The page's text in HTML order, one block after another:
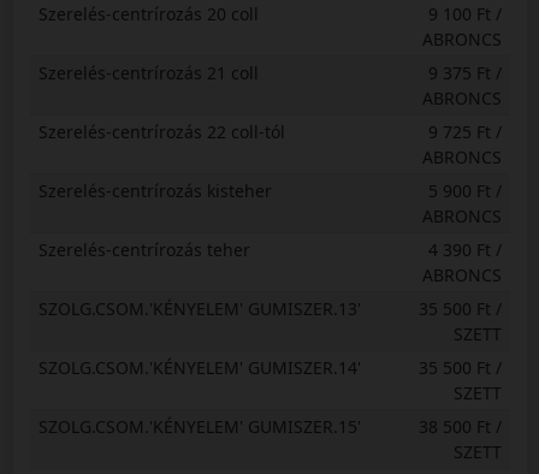
Szerelés-centrírozás 20 coll
9 100 Ft /
ABRONCS
Szerelés-centrírozás 21 coll
9 375 Ft /
ABRONCS
Szerelés-centrírozás 22 coll-tól
9 725 Ft /
ABRONCS
Szerelés-centrírozás kisteher
5 900 Ft /
ABRONCS
Szerelés-centrírozás teher
4 390 Ft /
ABRONCS
SZOLG.CSOM.'KÉNYELEM' GUMISZER.13'
35 500 Ft /
SZETT
SZOLG.CSOM.'KÉNYELEM' GUMISZER.14'
35 500 Ft /
SZETT
SZOLG.CSOM.'KÉNYELEM' GUMISZER.15'
38 500 Ft /
SZETT